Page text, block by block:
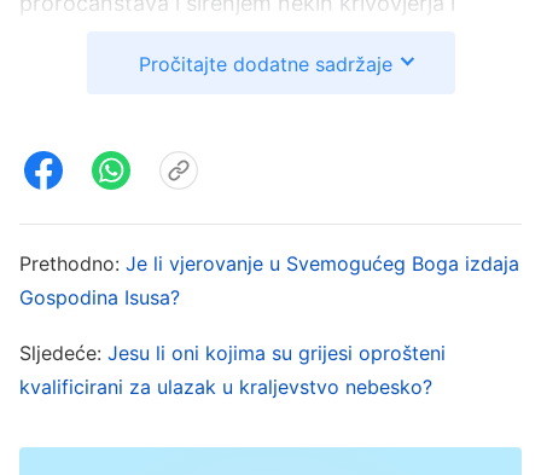
Još nismo vidjeli da čine velike znakove i čudesa
zato što Bog to ne dopušta. Kad bi Bog doista
dopustio Sotoni da čini velike znakove i čudesa
posto cijelog vjerskog svijeta otišlo i povjerovalo
u lažne kriste. To je zato što je vrlo malo onih
među cijelim čovječanstvom koji uistinu razumiju
istinu. Ljudi bez istine u velikoj su opasnosti i sve
Pročitajte dodatne sadržaje
Prethodno: Je li vjerovanje u Svemogućeg Boga izdaja
Gospodina Isusa?
Sljedeće: Jesu li oni kojima su grijesi oprošteni
kvalificirani za ulazak u kraljevstvo nebesko?